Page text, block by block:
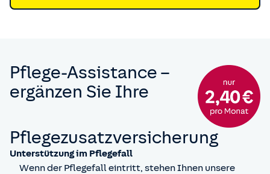
in % des Monatsgelds des Pflegegrades 5, wenn z. B.
600 € vereinbart
Pflege-Assistance –
ergänzen Sie Ihre
Pflegezusatzversicherung
Unterstützung im Pflegefall
Wenn der Pflegefall eintritt, stehen Ihnen unsere